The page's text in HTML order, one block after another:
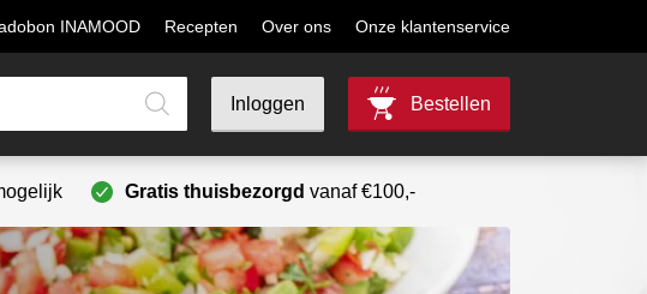
INAMOOD Recepten Over ons Onze klantenservice
Inloggen Bestellen
Gratis thuisbezorgd vanaf €100,-